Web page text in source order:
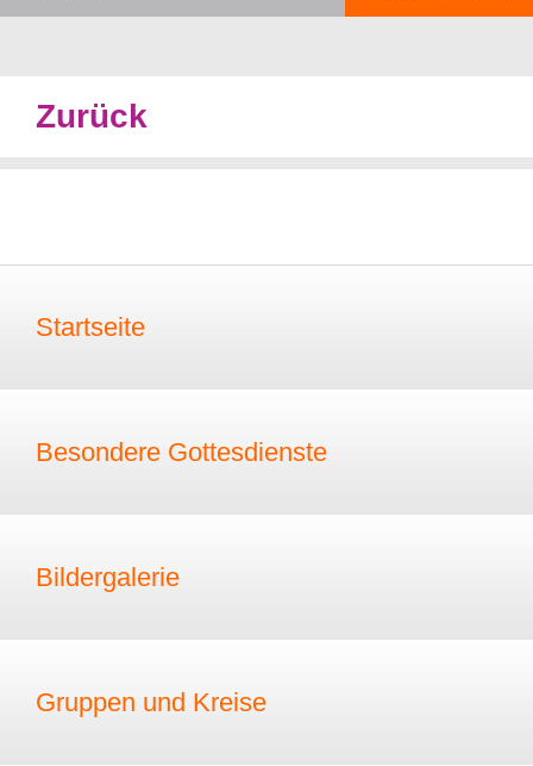
Zurück
Startseite
Besondere Gottesdienste
Bildergalerie
Gruppen und Kreise